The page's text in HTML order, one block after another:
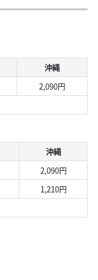
沖縄
2,090円
沖縄
2,090円
1,210円